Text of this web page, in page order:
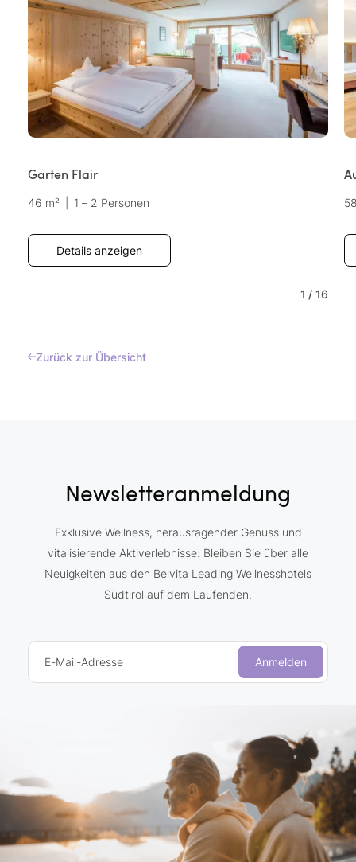
Garten Flair
46 m² 1 – 2 Personen
Details anzeigen
1 / 16
Zurück zur Übersicht
Newsletteranmeldung
Exklusive Wellness, herausragender Genuss und
vitalisierende Aktiverlebnisse: Bleiben Sie über alle
Neuigkeiten aus den Belvita Leading Wellnesshotels
Südtirol auf dem Laufenden.
E-Mail-Adresse Anmelden